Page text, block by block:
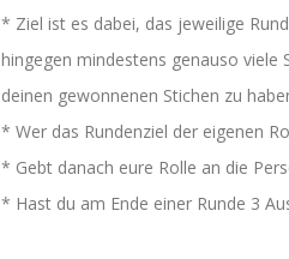
* Ziel ist es dabei, das jeweilige
hingegen mindestens genauso viele
deinen gewonnenen Stichen zu
* Wer das Rundenziel der eigenen
* Gebt danach eure Rolle an die
* Hast du am Ende einer Runde 3